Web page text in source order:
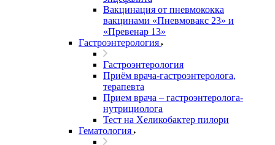
Вакцинация от пневмококка
вакцинами «Пневмовакс 23» и
«Превенар 13»
Гастроэнтерология
Гастроэнтерология
Приём врача-гастроэнтеролога,
терапевта
Прием врача – гастроэнтеролога-
нутрициолога
Тест на Хеликобактер пилори
Гематология